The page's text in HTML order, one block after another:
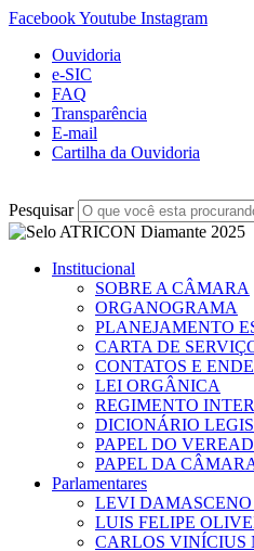
FacebookYoutube Instagram
Ouvidoria
e-SIC
FAQ
Transparência
E-mail
Cartilha da Ouvidoria
Pesquisar
Institucional
SOBRE A CÂMARA
ORGANOGRAMA
PLANEJAMENTO
CARTA DE
CONTATOS E
LEI ORGÂNICA
REGIMENTO
DICIONÁRIO
PAPEL DO
PAPEL DA
Parlamentares
LEVI DAMASCENO
LUIS FELIPE
CARLOS VINÍCIUS